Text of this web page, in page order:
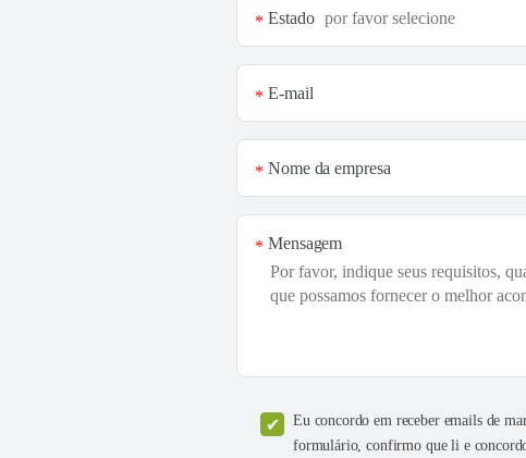
Estado
*
E-mail
*
Nome da empresa
*
Mensagem
*
Eu concordo em receber emails de
formulário, confirmo que li e